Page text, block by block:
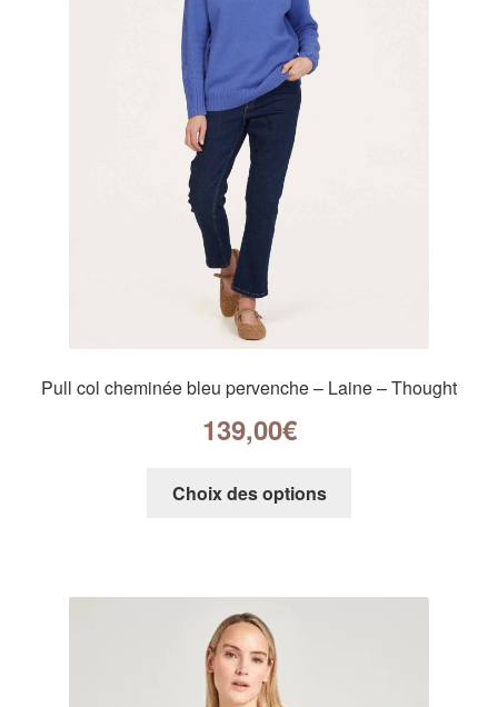
Pull col cheminée bleu pervenche – Laine – Thought
139,00€
Choix des options